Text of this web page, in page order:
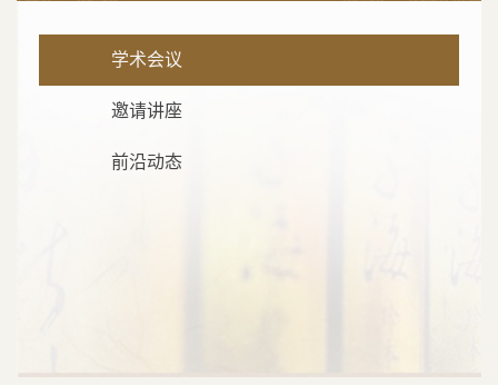
学术会议
邀请讲座
前沿动态